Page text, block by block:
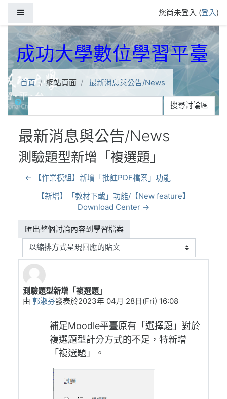
您尚未登入 (登入)
成功大學數位學習平臺
首頁 網站頁面
最新消息與公告/News
搜尋
搜尋討論區
最新消息與公告/News
測驗題型新增「複選題」
← 【作業模組】新增「批註PDF檔案」功能
【新增】「教材下載」功能/【New feature】
Download Center →
顯示模式
測驗題型新增「複選題」
由 郭淑芬發表於2023年 04月 28日(Fri) 16:08
Number of replies: 0
補足Moodle平臺原有「選擇題」對於
複選題型計分方式的不足，特新增
「複選題」。